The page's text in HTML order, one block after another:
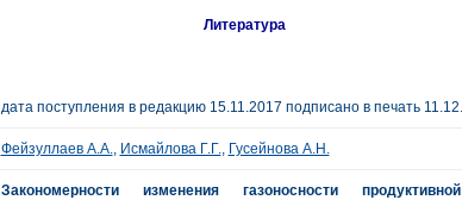
Литература
дата поступления в редакцию 15.11.2017 подписано в печать
Фейзуллаев А.А., Исмайлова Г.Г., Гусейнова А.Н.
Закономерности изменения газоносности